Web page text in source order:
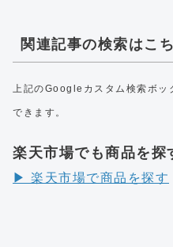
関連記事の検索はこ
上記のGoogleカスタム検索ボッ
できます。
楽天市場でも商品を探
▶︎ 楽天市場で商品を探す